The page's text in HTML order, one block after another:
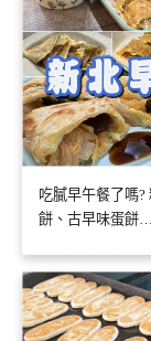
吃膩早午餐了嗎
餅、古早味蛋餅